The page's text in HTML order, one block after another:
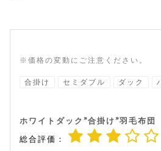
※価格の変動にご注意ください。
合掛け セミダブル ダック
ホワイトダック”合掛け”羽毛布団
総合評価：